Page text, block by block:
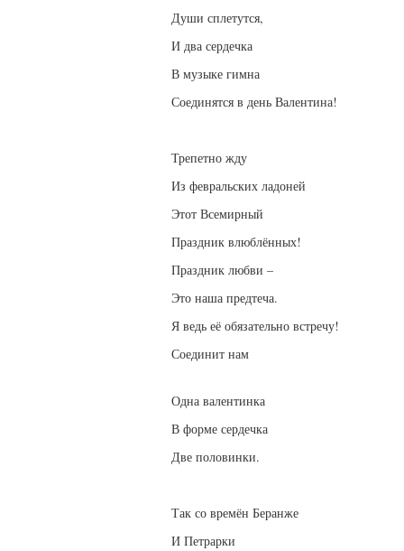
Души сплетутся,
И два сердечка
В музыке гимна
Соединятся в день Валентина!
Трепетно жду
Из февральских ладоней
Этот Всемирный
Праздник влюблённых!
Праздник любви –
Это наша предтеча.
Я ведь её обязательно встречу!
Соединит нам
Одна валентинка
В форме сердечка
Две половинки.
Так со времён Беранже
И Петрарки